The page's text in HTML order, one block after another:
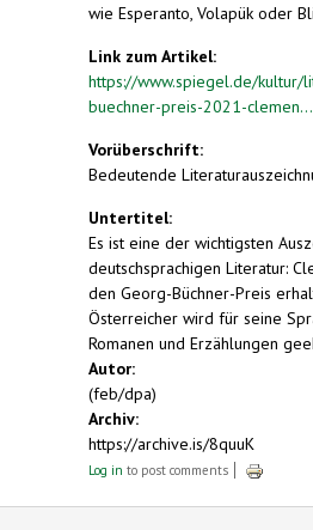
wie Esperanto, Volapük oder
Link zum Artikel:
https://www.spiegel.de/kultur/
buechner-preis-2021-clemen...
Vorüberschrift:
Bedeutende
Untertitel:
Es ist eine der wichtigsten
deutschsprachigen Literatur:
den Georg-Büchner-Preis
Österreicher wird für seine
Romanen und Erzählungen
Autor:
(feb/dpa)
Archiv:
https://archive.is/8quuK
Log in to post comments